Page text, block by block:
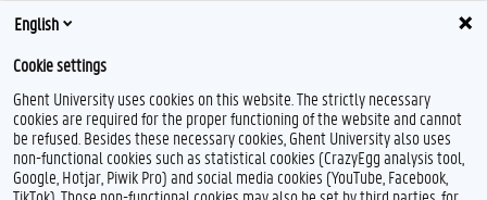
1 (huidige)
2
English
Cookie settings
Ghent University uses cookies on this website. The strictly necessary
cookies are required for the proper functioning of the website and cannot
be refused. Besides these necessary cookies, Ghent University also uses
non-functional cookies such as statistical cookies (CrazyEgg analysis tool,
Google, Hotjar, Piwik Pro) and social media cookies (YouTube, Facebook,